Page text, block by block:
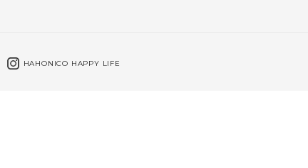
HAHONICO HAPPY LIFE